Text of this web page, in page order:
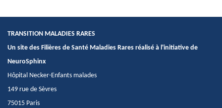
TRANSITION MALADIES RARES
Un site des Filières de Santé Maladies Rares réalisé à l'initiative de
NeuroSphinx
Hôpital Necker-Enfants malades
149 rue de Sèvres
75015 Paris